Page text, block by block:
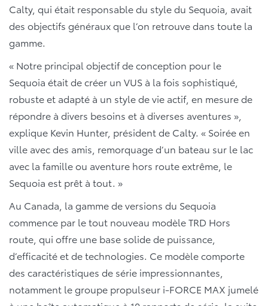
Calty, qui était responsable du style du Sequoia, avait
des objectifs généraux que l’on retrouve dans toute la
gamme.
« Notre principal objectif de conception pour le
Sequoia était de créer un VUS à la fois sophistiqué,
robuste et adapté à un style de vie actif, en mesure de
répondre à divers besoins et à diverses aventures »,
explique Kevin Hunter, président de Calty. « Soirée en
ville avec des amis, remorquage d’un bateau sur le lac
avec la famille ou aventure hors route extrême, le
Sequoia est prêt à tout. »
Au Canada, la gamme de versions du Sequoia
commence par le tout nouveau modèle TRD Hors
route, qui offre une base solide de puissance,
d’efficacité et de technologies. Ce modèle comporte
des caractéristiques de série impressionnantes,
notamment le groupe propulseur i-FORCE MAX jumelé